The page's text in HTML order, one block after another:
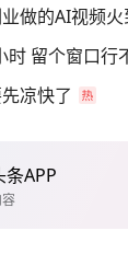
做的AI视频
时 留个窗口行
凉快了
APP